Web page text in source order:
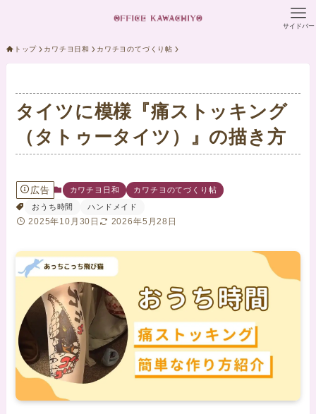
サイドバー
トップ カワチヨ日和 カワチヨのてづくり帖
タイツに模様『痛ストッキング
（タトゥータイツ）』の描き方
広告 カワチヨ日和
カワチヨのてづくり帖
おうち時間
ハンドメイド
2025年10月30日 2026年5月28日